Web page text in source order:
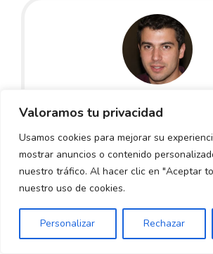
Valoramos tu privacidad
Usamos cookies para mejorar su
mostrar anuncios o contenido
nuestro tráfico. Al hacer clic en "Aceptar
nuestro uso de cookies.
Personalizar Rechazar
Diego García
e internacional
Doble grado en Derecho y
de Empresas. LLM en derecho
Máster en asesoría fiscal.
a cumplir requisitos y